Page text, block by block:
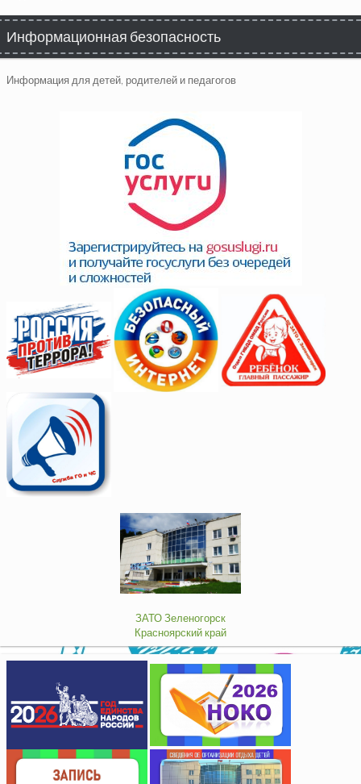
Информационная безопасность
Информация для детей, родителей и педагогов
ЗАТО Зеленогорск
Красноярский край